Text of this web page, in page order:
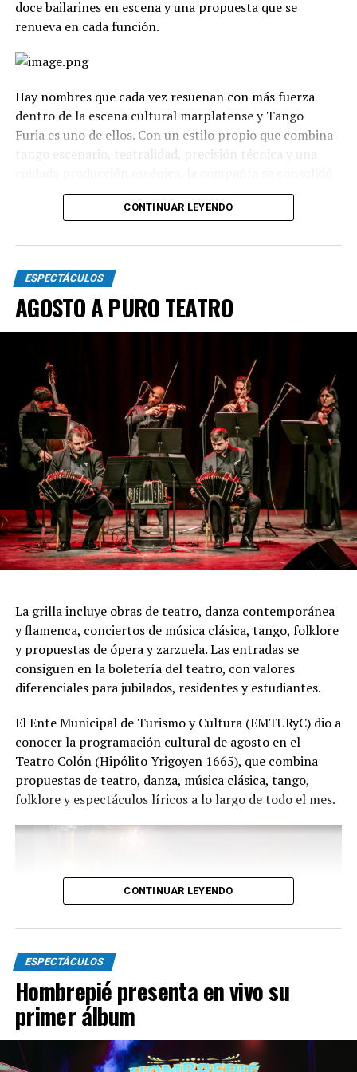
doce bailarines en escena y una propuesta que se
renueva en cada función.
Hay nombres que cada vez resuenan con más fuerza
dentro de la escena cultural marplatense y Tango
Furia es uno de ellos. Con un estilo propio que combina
tango escenario, teatralidad, precisión técnica y una
como uno de los grandes referentes del género en el
La propuesta recorre diferentes universos, desde los
clásicos hasta versiones contemporáneas y electrónicas.
A través de cuadros grupales, dúos y escenas teatrales,
el espectáculo transita distintas emociones: el amor, la
pasión, los encuentros, las despedidas y toda la
Incluye más de diez cambios de vestuario, un cuidado
diseño lumínico y escenas donde las diagonales, las
acrobacias, los firuletes y las coreografías
perfectamente sincronizadas convierten cada cuadro en
una demostración de virtuosismo, sensibilidad y trabajo
colectivo.
"Queremos que quienes todavía no conocen Tango
Furia descubran por qué el tango puede emocionar a
todas las generaciones. Y que quienes ya vivieron una de
nuestras funciones tengan ganas de volver, porque cada
función hay meses de ensayo y un enorme trabajo en
equipo para emocionar y sorprender al
público", expresa Emmanuel Marín.
distinguida con los Premios Estrella de Mar 2024 y
2026 como Mejor Espectáculo de Danza y con el Premio
Faro de Oro 2024. Además, Emmanuel Marín y Lola
Gutiérrez Rey obtuvieron el subcampeonato en el
Mundial de Tango de Buenos Aires.
realizar una gira por Europa. Además, recibió
la Declaración de Interés Cultural como Embajadores
cultura local.
La función del domingo 16 de agosto será una nueva
oportunidad para disfrutar de una producción
íntegramente marplatense, integrada por Lola
CONTINUAR LEYENDO
ESPECTÁCULOS
AGOSTO A PURO TEATRO
La grilla incluye obras de teatro, danza contemporánea
y flamenca, conciertos de música clásica, tango, folklore
y propuestas de ópera y zarzuela. Las entradas se
consiguen en la boletería del teatro, con valores
diferenciales para jubilados, residentes y estudiantes.
El Ente Municipal de Turismo y Cultura (EMTURyC) dio a
conocer la programación cultural de agosto en el
Teatro Colón (Hipólito Yrigoyen 1665), que combina
propuestas de teatro, danza, música clásica, tango,
folklore y espectáculos líricos a lo largo de todo el mes.
CONTINUAR LEYENDO
ESPECTÁCULOS
Hombrepié presenta en vivo su
primer álbum